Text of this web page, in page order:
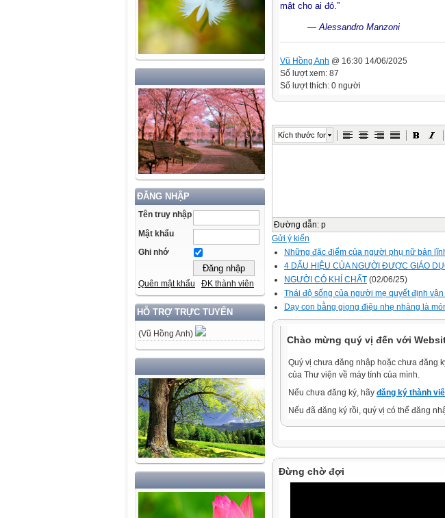
ĐĂNG NHẬP
Tên truy nhập
Mật khẩu
Ghi nhớ
Quên mật khẩu ĐK thành viên
HỖ TRỢ TRỰC TUYẾN
(Vũ Hồng Anh)
mật cho ai đó.”
—Alessandro Manzoni
Vũ Hồng Anh @ 16:30 14/06/2025
Số lượt xem: 87
Số lượt thích: 0 người
Kích thước font
Đường dẫn: p
Gửi ý kiến
Những đặc điểm của người phụ nữ bản
4 DẤU HIỆU CỦA NGƯỜI ĐƯỢC GIÁO
NGƯỜI CÓ KHÍ CHẤT (02/06/25)
Thái độ sống của người mẹ quyết định
Dạy con bằng giọng điệu nhẹ nhàng là
Chào mừng quý vị đến với
Quý vị chưa đăng nhập hoặc chưa đăng
của Thư viện về máy tính của mình.
Nếu chưa đăng ký, hãy đăng ký thành
Nếu đã đăng ký rồi, quý vị có thể đăng
Đừng chờ đợi